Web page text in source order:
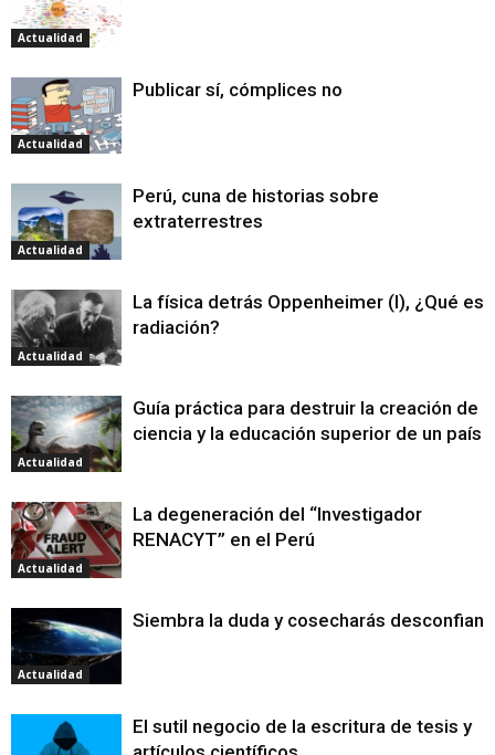
Actualidad
Actualidad
Publicar sí, cómplices no
Actualidad
Perú, cuna de historias sobre
extraterrestres
Actualidad
La física detrás Oppenheimer (I), ¿Qué es
radiación?
Actualidad
Guía práctica para destruir la creación de
ciencia y la educación superior de un país
Actualidad
La degeneración del “Investigador
RENACYT” en el Perú
Actualidad
Siembra la duda y cosecharás
El sutil negocio de la escritura de tesis y